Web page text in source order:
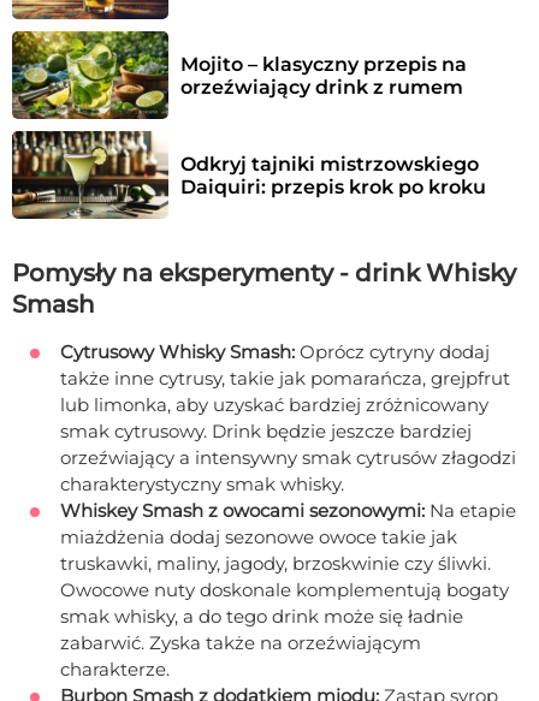
Mojito – klasyczny przepis na
orzeźwiający drink z rumem
Odkryj tajniki mistrzowskiego
Daiquiri: przepis krok po kroku
Pomysły na eksperymenty - drink Whisky
Smash
Cytrusowy Whisky Smash: Oprócz cytryny dodaj
także inne cytrusy, takie jak pomarańcza, grejpfrut
lub limonka, aby uzyskać bardziej zróżnicowany
smak cytrusowy. Drink będzie jeszcze bardziej
orzeźwiający a intensywny smak cytrusów złagodzi
charakterystyczny smak whisky.
Whiskey Smash z owocami sezonowymi: Na etapie
miażdżenia dodaj sezonowe owoce takie jak
truskawki, maliny, jagody, brzoskwinie czy śliwki.
Owocowe nuty doskonale komplementują bogaty
smak whisky, a do tego drink może się ładnie
zabarwić. Zyska także na orzeźwiającym
charakterze.
Burbon Smash z dodatkiem miodu: Zastąp syrop